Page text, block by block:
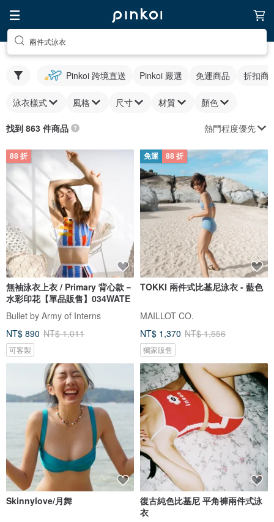
兩件式泳衣
Pinkoi 跨境直送 Pinkoi 嚴選 免運商品 折扣商
泳衣樣式 風格 尺寸 材質 顏色
找到 863 件商品 熱門程度優先
88 折
無袖泳衣上衣 / Primary 背心款－
水彩印花【單品販售】034WATE
Bullet by Army of Interns
NT$ 890 NT$ 1,011
可客製
免運 88 折
TOKKI 兩件式比基尼泳衣 - 藍色
MAILLOT CO.
NT$ 1,370 NT$ 1,556
獨家販售
Skinnylove/月舞
復古純色比基尼 平角褲兩件式泳
衣